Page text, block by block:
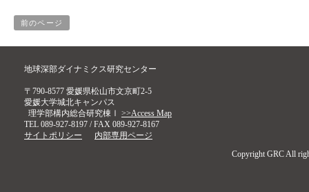
前のページ
地球深部ダイナミクス研究センター
〒790-8577 愛媛県松山市文京町2-5
愛媛大学城北キャンパス
理学部構内総合研究棟Ⅰ >>Access Map
TEL 089-927-8197 / FAX 089-927-8167
サイトポリシー
内部専用ページ
Copyright GRC All